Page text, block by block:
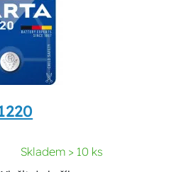
Skladem > 10 ks